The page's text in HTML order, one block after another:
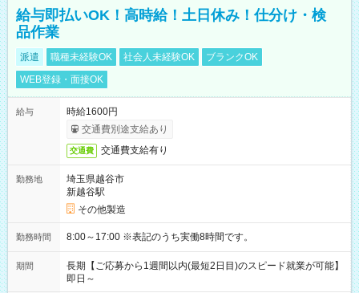
給与即払いOK！高時給！土日休み！仕分け・検
品作業
派遣 職種未経験OK 社会人未経験OK
ブランクOK
WEB登録・面接OK
給与
時給1600円
交通費別途支給あり
交通費 交通費支給有り
勤務地
埼玉県越谷市
新越谷駅
その他製造
勤務時間 8:00～17:00 ※表記のうち実働8時間です。
期間
長期【ご応募から1週間以内(最短2日目)のスピード就業が可能】
即日～